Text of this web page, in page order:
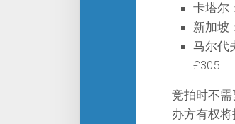
卡塔尔
新加坡
马尔代
£305
竞拍时不
办方有权